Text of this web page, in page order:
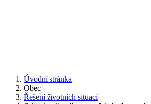
Úvodní stránka
Obec
Řešení životních situací